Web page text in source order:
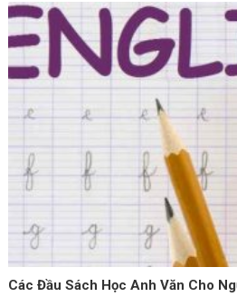
Các Đầu Sách Học Anh Văn Cho